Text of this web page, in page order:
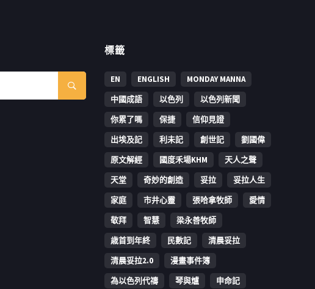
標籤
EN ENGLISH
MONDAY MANNA
中國成語
以色列
以色列新聞
你累了嗎
保捷
信仰見證
出埃及記
利未記 創世記
劉國偉
原文解經
國度禾場KHM
天人之聲
天堂
奇妙的創造 妥拉
妥拉人生
家庭
市井心靈 張哈拿牧師
愛情
敬拜
智慧
梁永善牧師
歳首到年終
民數記
清晨妥拉
清晨妥拉2.0
漫畫事件簿
為以色列代禱
琴與爐 申命記